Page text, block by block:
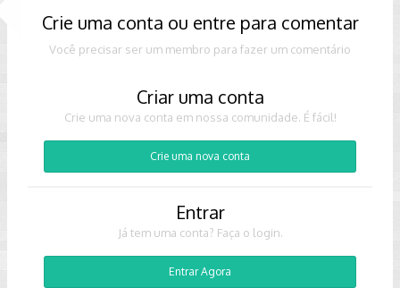
Crie uma conta ou entre para comentar
Você precisar ser um membro para fazer um comentário
Criar uma conta
Crie uma nova conta em nossa comunidade. É fácil!
Crie uma nova conta
Entrar
Já tem uma conta? Faça o login.
Entrar Agora